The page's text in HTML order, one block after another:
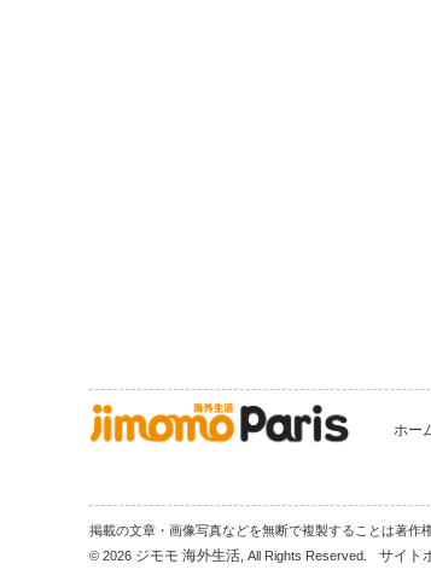
ホー
掲載の文章・画像写真などを無断で複製することは著作
© 2026 ジモモ 海外生活 , All Rights Reserved. サイト